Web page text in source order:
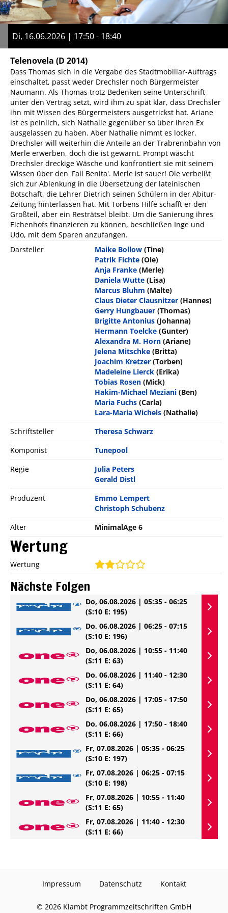
Di, 16.06.2026 | 17:50 - 18:40
Telenovela (D 2014)
Dass Thomas sich in die Vergabe des Stadtmobiliar-Auftrags
einschaltet, passt weder Drechsler noch Bürgermeister
Naumann. Als Thomas trotz Bedenken seine Unterschrift
unter den Vertrag setzt, wird ihm zu spät klar, dass Drechsler
ihn mit Wissen des Bürgermeisters ausgetrickst hat. Ariane
ist es peinlich, sich Nathalie gegenüber so über ihren Ex
ausgelassen zu haben. Aber Nathalie nimmt es locker.
Drechsler will weiterhin die Anteile an der Trabrennbahn von
Merle erwerben, doch die ist gewarnt. Prompt wäscht
Drechsler dreckige Wäsche und konfrontiert sie mit seinem
Wissen über den 'Fall Benita'. Merle ist sauer! Ole verbeißt
sich zur Ablenkung in die Übersetzung der lateinischen
Botschaft, die Lehrer Dietrich seinen Schülern in der Abitur-
Zeitung hinterlassen hat. Mit Torbens Hilfe schafft er den
Großteil, aber ein Resträtsel bleibt. Um die Sanierung ihres
Eichenhofs finanzieren zu können, beschließen Inge und
Udo, mit dem Sparen anzufangen.
Darsteller
Maike Bollow (Tine)
Patrik Fichte (Ole)
Anja Franke (Merle)
Daniela Wutte (Lisa)
Marcus Bluhm (Malte)
Claus Dieter Clausnitzer (Hannes)
Gerry Hungbauer (Thomas)
Brigitte Antonius (Johanna)
Hermann Toelcke (Gunter)
Alexandra M. Horn (Ariane)
Jelena Mitschke (Britta)
Joachim Kretzer (Torben)
Madeleine Lierck (Erika)
Tobias Rosen (Mick)
Hakim-Michael Meziani (Ben)
Maria Fuchs (Carla)
Lara-Maria Wichels (Nathalie)
Schriftsteller
Theresa Schwarz
Komponist
Tunepool
Regie
Julia Peters
Gerald Distl
Produzent
Emmo Lempert
Christoph Schubenz
Alter
MinimalAge 6
Wertung
Wertung
Nächste Folgen
Do, 06.08.2026 | 05:35 - 06:25
(S:10 E: 195)
Do, 06.08.2026 | 06:25 - 07:15
(S:10 E: 196)
Do, 06.08.2026 | 10:55 - 11:40
(S:11 E: 63)
Do, 06.08.2026 | 11:40 - 12:30
(S:11 E: 64)
Do, 06.08.2026 | 17:05 - 17:50
(S:11 E: 65)
Do, 06.08.2026 | 17:50 - 18:40
(S:11 E: 66)
Fr, 07.08.2026 | 05:35 - 06:25
(S:10 E: 197)
Fr, 07.08.2026 | 06:25 - 07:15
(S:10 E: 198)
Fr, 07.08.2026 | 10:55 - 11:40
(S:11 E: 65)
Fr, 07.08.2026 | 11:40 - 12:30
(S:11 E: 66)
Impressum Datenschutz Kontakt
© 2026 Klambt Programmzeitschriften GmbH